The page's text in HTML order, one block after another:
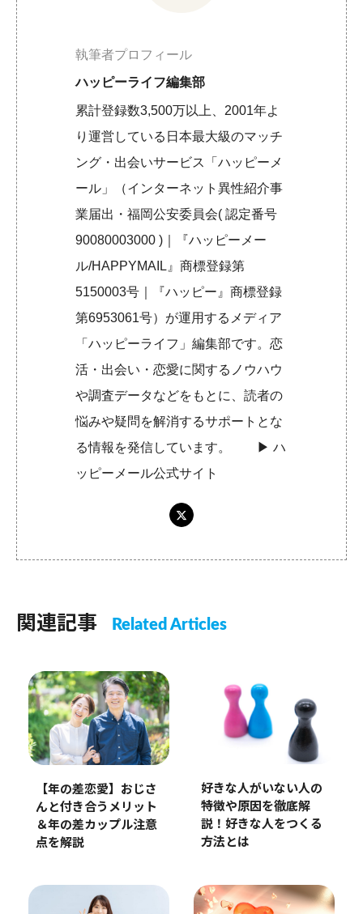
執筆者プロフィール
ハッピーライフ編集部
累計登録数3,500万以上、2001年よ
り運営している日本最大級のマッチ
ング・出会いサービス「ハッピーメ
ール」（インターネット異性紹介事
業届出・福岡公安委員会( 認定番号
90080003000 )｜『ハッピーメー
ル/HAPPYMAIL』商標登録第
5150003号｜『ハッピー』商標登録
第6953061号）が運用するメディア
「ハッピーライフ」編集部です。恋
活・出会い・恋愛に関するノウハウ
や調査データなどをもとに、読者の
悩みや疑問を解消するサポートとな
る情報を発信しています。 ▶︎ハ
ッピーメール公式サイト
関連記事 Related Articles
【年の差恋愛】おじさ
んと付き合うメリット
＆年の差カップル注意
点を解説
好きな人がいない人の
特徴や原因を徹底解
説！好きな人をつくる
方法とは